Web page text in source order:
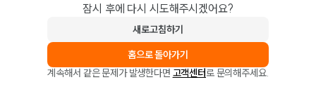
잠시 후에 다시 시도해주시겠어요?
새로고침하기
홈으로 돌아가기
계속해서 같은 문제가 발생한다면 고객센터로 문의해주세요.